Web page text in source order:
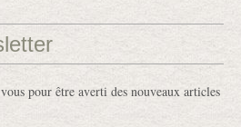
pour être averti des nouveaux articles